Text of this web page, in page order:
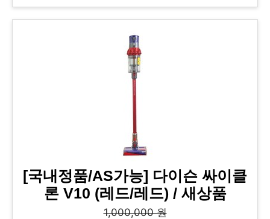
[국내정품/AS가능] 다이슨 싸이클
론 V10 (레드/레드) / 새상품
1,000,000 원